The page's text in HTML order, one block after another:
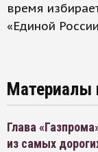
время
«Единой
Материалы
Глава
из самых